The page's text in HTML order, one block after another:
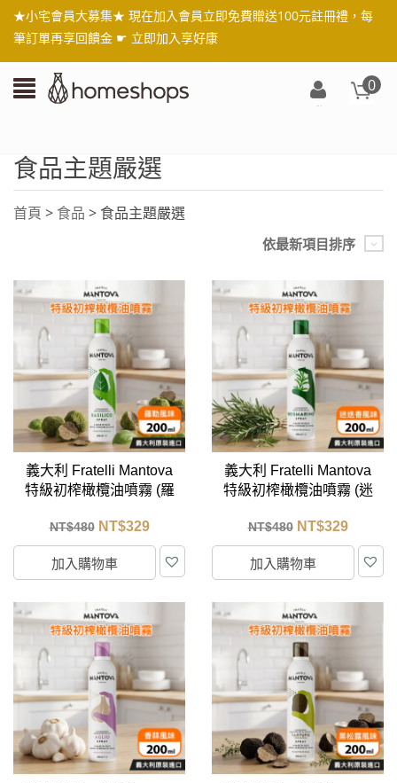
★小宅會員大募集★ 現在加入會員立即免費贈送100元註冊禮，每
筆訂單再享回饋金 ☛ 立即加入享好康
0
首頁 > 食品 > 食品主題嚴選
食品主題嚴選
依最新項目排序
義大利 Fratelli Mantova
特級初榨橄欖油噴霧 (羅
NT$480 NT$329
加入購物車
義大利 Fratelli Mantova
特級初榨橄欖油噴霧 (迷
NT$480 NT$329
加入購物車